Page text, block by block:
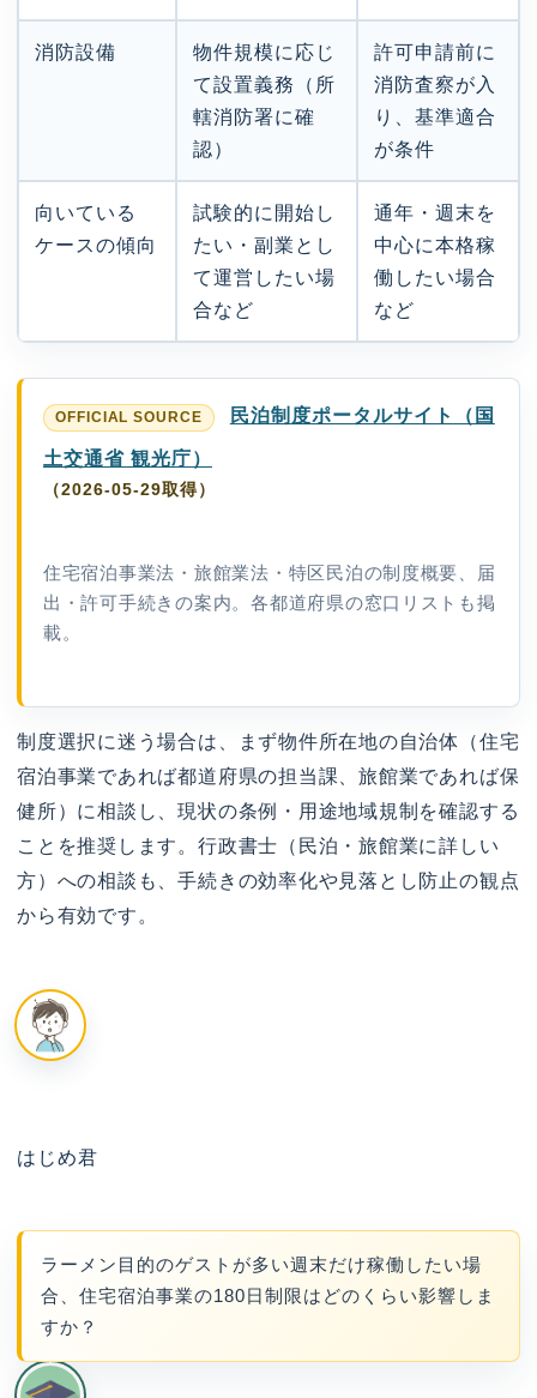
消防設備
物件規模に応じ
て設置義務（所
轄消防署に確
認）
許可申請前に
消防査察が入
り、基準適合
が条件
向いている
ケースの傾向
試験的に開始し
たい・副業とし
て運営したい場
合など
通年・週末を
中心に本格稼
働したい場合
など
民泊制度ポータルサイト（国
土交通省 観光庁）
（2026-05-29取得）
住宅宿泊事業法・旅館業法・特区民泊の制度概要、届
出・許可手続きの案内。各都道府県の窓口リストも掲
載。
制度選択に迷う場合は、まず物件所在地の自治体（住宅
宿泊事業であれば都道府県の担当課、旅館業であれば保
健所）に相談し、現状の条例・用途地域規制を確認する
ことを推奨します。行政書士（民泊・旅館業に詳しい
方）への相談も、手続きの効率化や見落とし防止の観点
から有効です。
はじめ君
ラーメン目的のゲストが多い週末だけ稼働したい場
合、住宅宿泊事業の180日制限はどのくらい影響しま
すか？